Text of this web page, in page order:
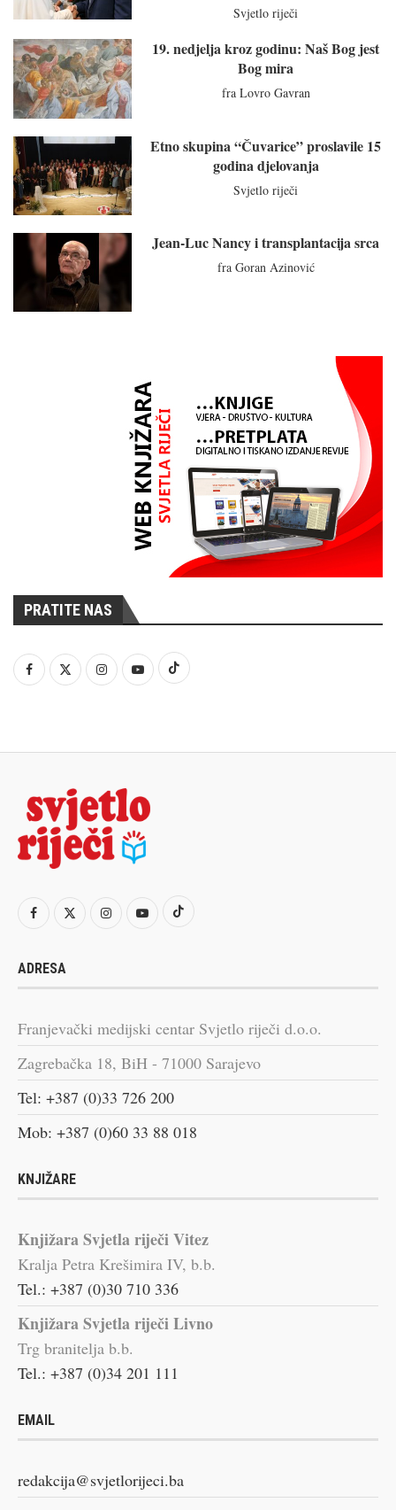
Svjetlo riječi
19. nedjelja kroz godinu: Naš Bog jest
Bog mira
fra Lovro Gavran
Etno skupina “Čuvarice” proslavile 15
godina djelovanja
Svjetlo riječi
Jean-Luc Nancy i transplantacija srca
fra Goran Azinović
PRATITE NAS
ADRESA
Franjevački medijski centar Svjetlo riječi d.o.o.
Zagrebačka 18, BiH - 71000 Sarajevo
Tel: +387 (0)33 726 200
Mob: +387 (0)60 33 88 018
KNJIŽARE
Knjižara Svjetla riječi Vitez
Kralja Petra Krešimira IV, b.b.
Tel.: +387 (0)30 710 336
Knjižara Svjetla riječi Livno
Trg branitelja b.b.
Tel.: +387 (0)34 201 111
EMAIL
redakcija@svjetlorijeci.ba